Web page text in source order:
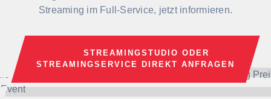
Streaming im Full-Service, jetzt informieren.
STREAMINGSTUDIO ODER
STREAMINGSERVICE DIREKT ANFRAGEN